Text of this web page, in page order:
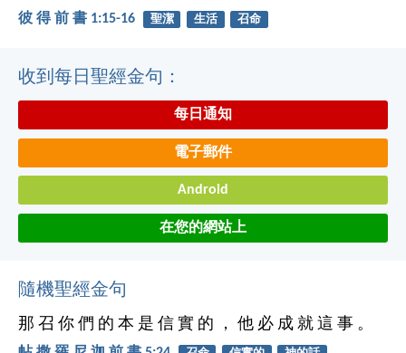
彼 得 前 書 1:15-16 聖潔 生活 召命
收到每日聖經金句：
每日通知
電子郵件
Android
在您的網站上
隨機聖經金句
那 召 你 們 的 本 是 信 實 的 ， 他 必 成 就 這 事 。